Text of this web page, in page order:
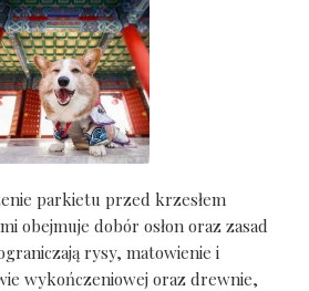
parkietu przed krzesłem
obejmuje dobór osłon oraz zasad
rysy, matowienie i
wykończeniowej oraz drewnie,